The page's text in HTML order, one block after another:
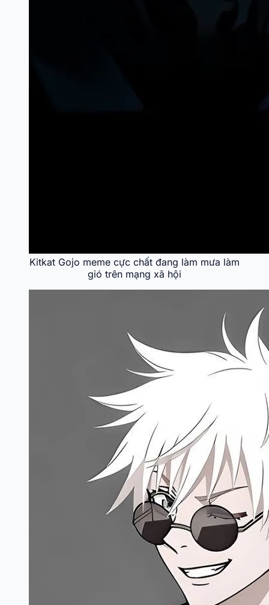
Kitkat Gojo meme cực chất đang làm mưa làm
gió trên mạng xã hội